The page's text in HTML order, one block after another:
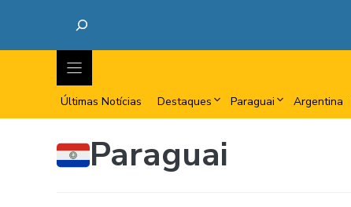
Últimas Notícias Destaques Paraguai Argentina
Paraguai